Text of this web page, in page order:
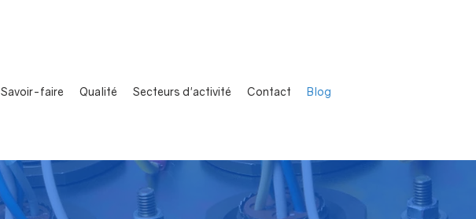
Savoir-faire Qualité Secteurs d'activité Contact Blog